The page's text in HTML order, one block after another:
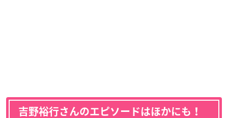
吉野裕行さんのエピソードはほかにも！